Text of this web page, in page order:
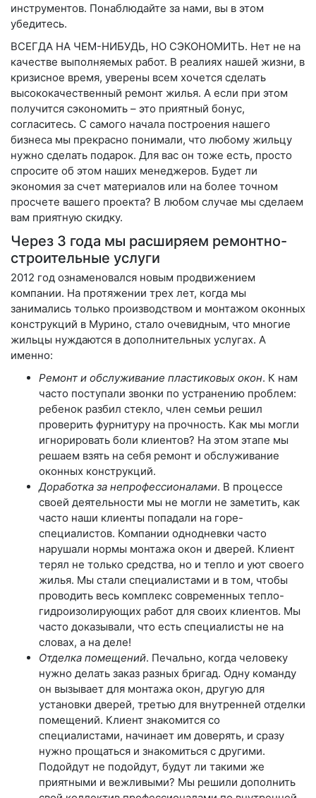
инструментов. Понаблюдайте за нами, вы в этом
убедитесь.
ВСЕГДА НА ЧЕМ-НИБУДЬ, НО СЭКОНОМИТЬ. Нет не на
качестве выполняемых работ. В реалиях нашей жизни, в
кризисное время, уверены всем хочется сделать
высококачественный ремонт жилья. А если при этом
получится сэкономить – это приятный бонус,
согласитесь. С самого начала построения нашего
бизнеса мы прекрасно понимали, что любому жильцу
нужно сделать подарок. Для вас он тоже есть, просто
спросите об этом наших менеджеров. Будет ли
экономия за счет материалов или на более точном
просчете вашего проекта? В любом случае мы сделаем
вам приятную скидку.
Через 3 года мы расширяем ремонтно-
строительные услуги
2012 год ознаменовался новым продвижением
компании. На протяжении трех лет, когда мы
занимались только производством и монтажом оконных
конструкций в Мурино, стало очевидным, что многие
жильцы нуждаются в дополнительных услугах. А
именно:
Ремонт и обслуживание пластиковых окон. К нам
часто поступали звонки по устранению проблем:
ребенок разбил стекло, член семьи решил
проверить фурнитуру на прочность. Как мы могли
игнорировать боли клиентов? На этом этапе мы
решаем взять на себя ремонт и обслуживание
оконных конструкций.
Доработка за непрофессионалами. В процессе
своей деятельности мы не могли не заметить, как
часто наши клиенты попадали на горе-
специалистов. Компании однодневки часто
нарушали нормы монтажа окон и дверей. Клиент
терял не только средства, но и тепло и уют своего
жилья. Мы стали специалистами и в том, чтобы
проводить весь комплекс современных тепло-
гидроизолирующих работ для своих клиентов. Мы
часто доказывали, что есть специалисты не на
словах, а на деле!
Отделка помещений. Печально, когда человеку
нужно делать заказ разных бригад. Одну команду
он вызывает для монтажа окон, другую для
установки дверей, третью для внутренней отделки
помещений. Клиент знакомится со
специалистами, начинает им доверять, и сразу
нужно прощаться и знакомиться с другими.
Подойдут не подойдут, будут ли такими же
приятными и вежливыми? Мы решили дополнить